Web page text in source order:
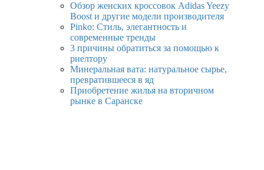
Обзор женских кроссовок Adidas Yeezy
Boost и другие модели производителя
Pinko: Стиль, элегантность и
современные тренды
3 причины обратиться за помощью к
риелтору
Минеральная вата: натуральное сырье,
превратившееся в яд
Приобретение жилья на вторичном
рынке в Саранске